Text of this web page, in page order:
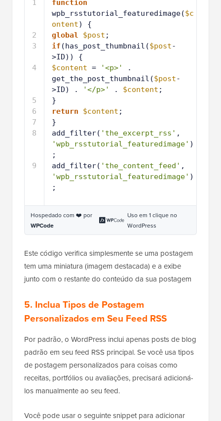
1
2
3
4
5
6
7
8
9
function
wpb_rsstutorial_featuredimage($c
ontent) {
global
$post ;
if (has_post_thumbnail($post-
>ID)) {
$content = '<p>'
.
get_the_post_thumbnail($post-
>ID) .
'</p>' . $content ;
}
return
$content ;
}
add_filter( 'the_excerpt_rss'
'wpb_rsstutorial_featuredimage' )
;
add_filter( 'the_content_feed'
'wpb_rsstutorial_featuredimage' )
;
Hospedado com ❤️ por
WPCode
Uso em 1 clique no
WordPress
Este código verifica simplesmente se uma postagem
tem uma miniatura (imagem destacada) e a exibe
junto com o restante do conteúdo da sua postagem
5. Inclua Tipos de Postagem
Personalizados em Seu Feed RSS
Por padrão, o WordPress inclui apenas posts de blog
padrão em seu feed RSS principal. Se você usa tipos
de postagem personalizados para coisas como
receitas, portfólios ou avaliações, precisará adicioná-
los manualmente ao seu feed.
Você pode usar o seguinte snippet para adicionar